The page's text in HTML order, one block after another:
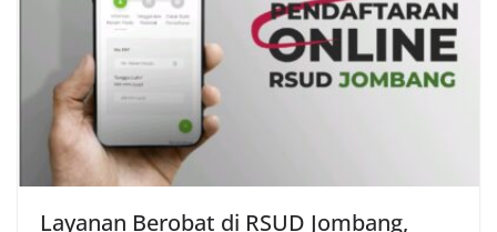
Layanan Berobat di RSUD Jombang,